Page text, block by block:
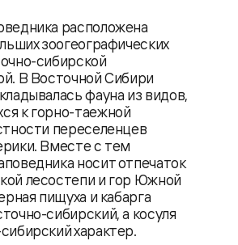
расположена
зоогеографических
сибирской
В Восточной Сибири
фауна из видов,
к горно-таежной
переселенцев
Вместе с тем
носит отпечаток
лесостепи и гор Южной
пищуха и кабарга
сибирский, а косуля
характер.